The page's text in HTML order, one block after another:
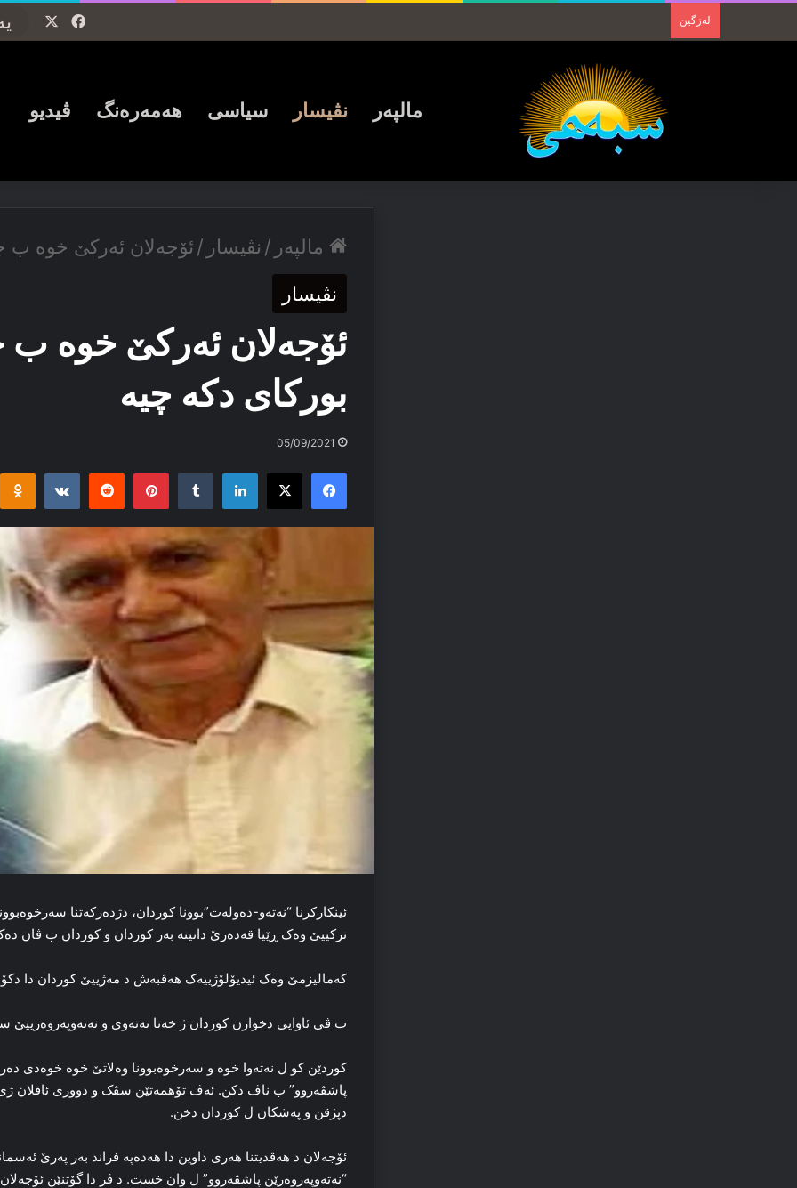
لەزگین Facebook
مالپەر نڤیسار سیاسی ھەمەرەنگ ڤیدیو
مالپەر / نڤیسار /ئۆجەلان ئەركێ خوه‌ ب
نڤیسار
ئۆجەلان ئەركێ خوه‌ ب
بورکای دکه‌ چیه‌
05/09/2021
Facebook
X
LinkedIn
Tumblr
Pinterest
Reddit
ئینکارکرنا “نه‌ته‌و-ده‌وله‌ت”بوونا کوردان، دژده‌رکه‌تنا
ترکییێ وه‌ک ڕێیا قه‌ده‌رێ دانینه‌ به‌ر کوردان و کوردان ب ڤان
که‌مالیزمێ وه‌ک ئیدیۆلۆژییه‌ک هه‌ڤبه‌ش د مه‌ژییێ کوردان دا‌
ب ڤی ئاوایی دخوازن کوردان ژ خه‌تا نه‌ته‌وی و
کوردێن کو ل نه‌ته‌وا خوه‌ و سه‌رخوه‌بوونا وه‌لاتێ خوه‌ خوه‌دی
پاشڤه‌روو” ب ناڤ دکن. ئه‌ڤ تۆهمه‌تێن سڤک و دووری ئاقلان ژی
دپژقن و په‌شکان ل کوردان دخن.
ئۆجەلان د هه‌ڤدیتنا هه‌ری داوین دا هەدەپە فراند به‌ر په‌رێ
“نه‌ته‌وپه‌روه‌رێن پاشڤه‌روو” ل وان خست. د ڤر دا گۆتنێن